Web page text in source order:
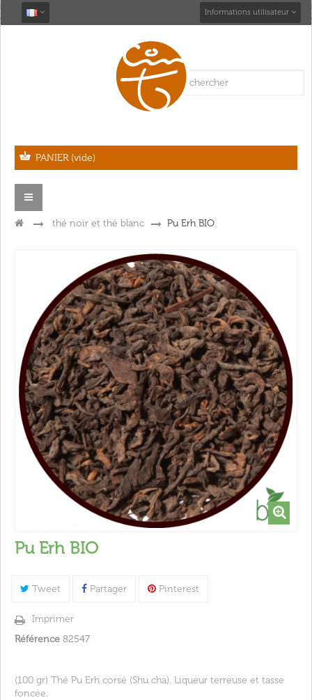
Informations utilisateur
PANIER (vide)
Navigation
bascule
>
thé noir et thé blanc > Pu Erh BIO
Pu Erh BIO
Tweet Partager Pinterest
Imprimer
Référence 82547
(100 gr) Thé Pu Erh corsé (Shu cha). Liqueur terreuse et tasse
foncée.